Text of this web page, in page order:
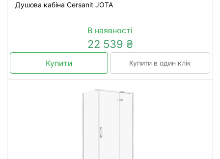
Душова кабіна Cersanit JOTA
В наявності
22 539 ₴
Купити Купити в один клік